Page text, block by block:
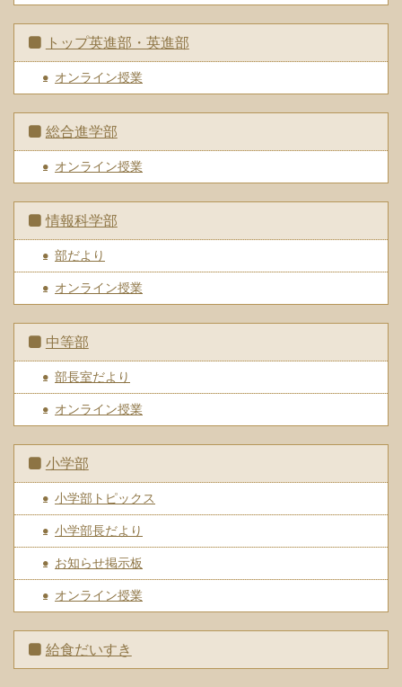
トップ英進部・英進部
オンライン授業
総合進学部
オンライン授業
情報科学部
部だより
オンライン授業
中等部
部長室だより
オンライン授業
小学部
小学部トピックス
小学部長だより
お知らせ掲示板
オンライン授業
給食だいすき